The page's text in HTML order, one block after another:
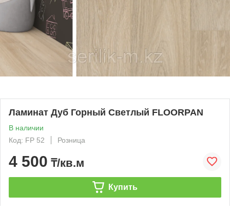
Ламинат Дуб Горный Светлый FLOORPAN
В наличии
Код: FP 52
Розница
4 500 ₸/кв.м
Купить